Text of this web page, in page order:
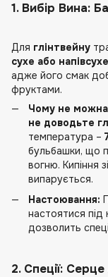
1. Вибір Вина:
Для глінтвейну
сухе або
адже його смак
фруктами.
Чому не
не доводьте
температура –
бульбашки, що
вогню. Кипіння
випарується.
Настоювання:
настоятися
дозволить
2. Спеції: